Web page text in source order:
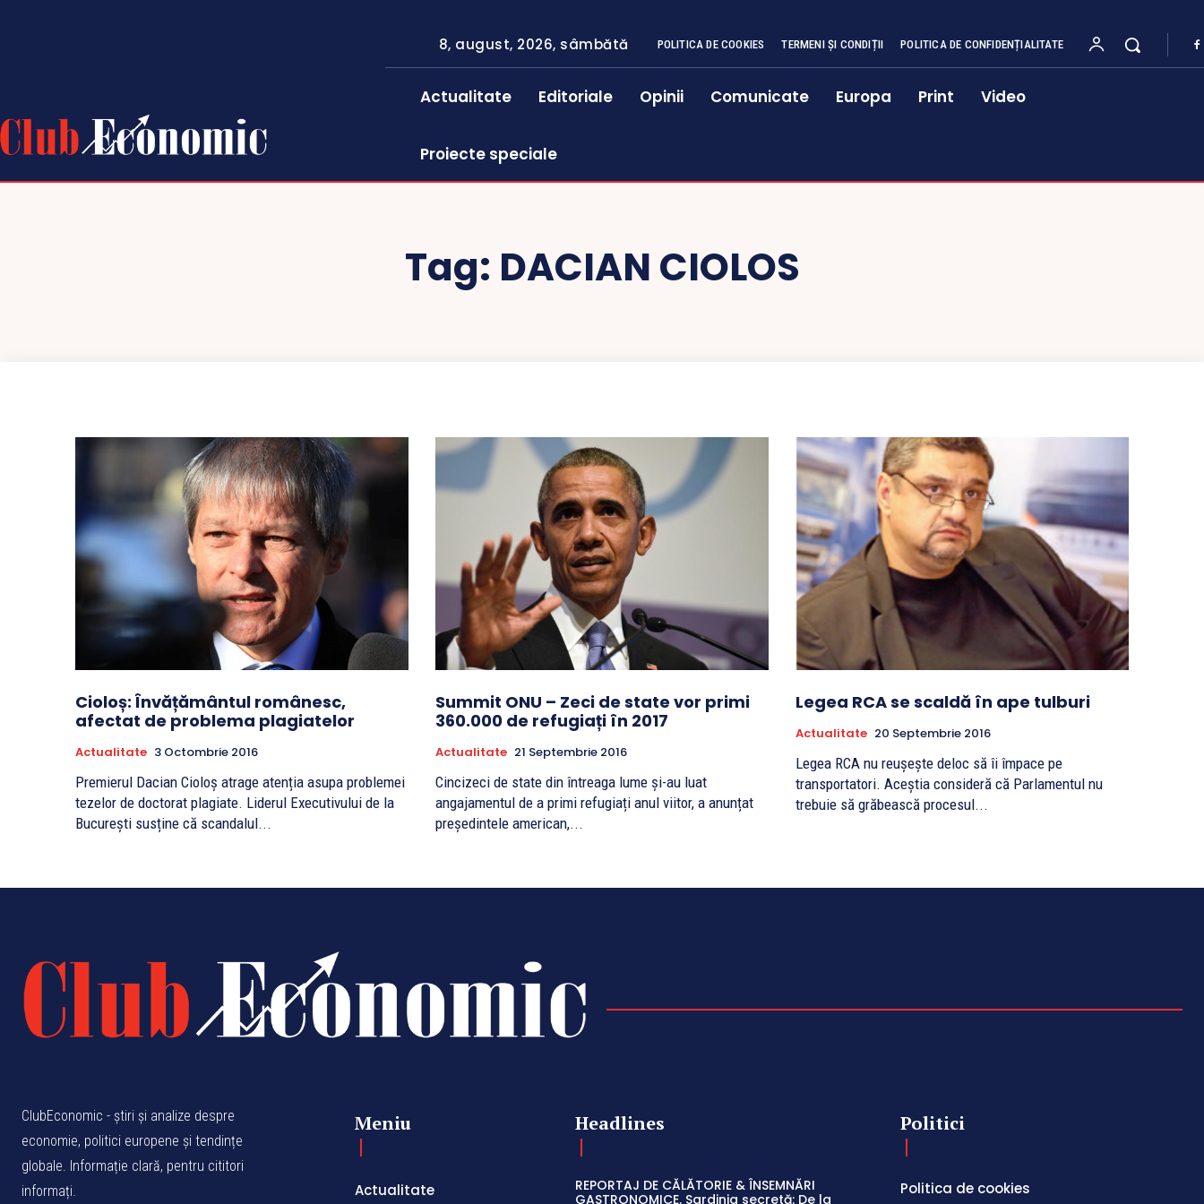
8, august, 2026, sâmbătă POLITICA DE COOKIES TERMENI ȘI CONDIȚII POLITICA DE CONFIDENȚIALITATE
Actualitate Editoriale Opinii Comunicate Europa Print Video
Proiecte speciale
Tag: DACIAN CIOLOS
Cioloș: Învățământul românesc,
afectat de problema plagiatelor
Actualitate 3 Octombrie 2016
Premierul Dacian Cioloș atrage atenția asupa problemei
tezelor de doctorat plagiate. Liderul Executivului de la
București susține că scandalul...
Summit ONU – Zeci de state vor primi
360.000 de refugiați în 2017
Actualitate 21 Septembrie 2016
Cincizeci de state din întreaga lume și-au luat
angajamentul de a primi refugiați anul viitor, a anunțat
președintele american,...
Legea RCA se scaldă în ape tulburi
Actualitate 20 Septembrie 2016
Legea RCA nu reușește deloc să îi împace pe
transportatori. Aceștia consideră că Parlamentul nu
trebuie să grăbească procesul...
ClubEconomic - știri și analize despre
economie, politici europene și tendințe
globale. Informație clară, pentru cititori
informați.
Meniu
Actualitate
Headlines
REPORTAJ DE CĂLĂTORIE & ÎNSEMNĂRI
GASTRONOMICE. Sardinia secretă: De la
Politici
Politica de cookies